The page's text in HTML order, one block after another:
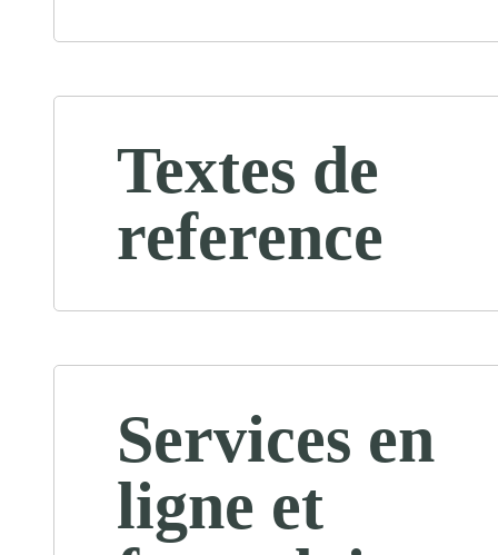
Textes de
reference
Services en
ligne et